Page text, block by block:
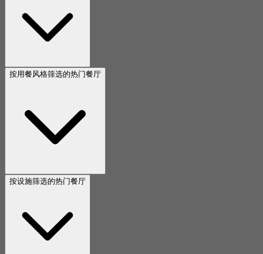
按用餐风格筛选的热门餐厅
按设施筛选的热门餐厅